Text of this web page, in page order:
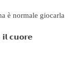
è normale giocarla
𝗰𝘂𝗼𝗿𝗲